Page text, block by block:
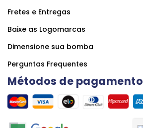
Fretes e Entregas
Baixe as Logomarcas
Dimensione sua bomba
Perguntas Frequentes
Métodos de pagamento